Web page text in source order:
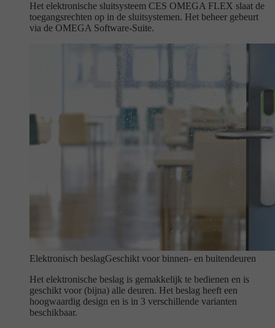
Het elektronische sluitsysteem CES OMEGA FLEX slaat de
toegangsrechten op in de sluitsystemen. Het beheer gebeurt
via de OMEGA Software-Suite.
Elektronisch beslagGeschikt voor binnen- en buitendeuren
Het elektronische beslag is gemakkelijk te bedienen en is
geschikt voor (bijna) alle deuren. Het beslag heeft een
hoogwaardig design en is in 3 verschillende varianten
beschikbaar.